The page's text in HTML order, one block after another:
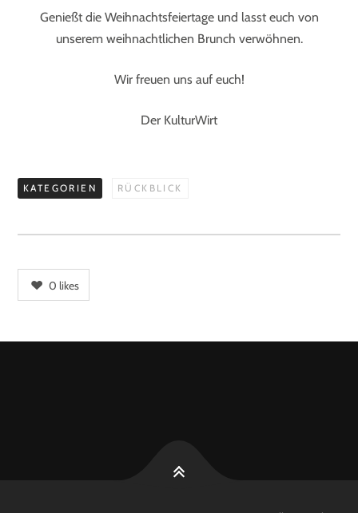
Genießt die Weihnachtsfeiertage und lasst euch von
unserem weihnachtlichen Brunch verwöhnen.
Wir freuen uns auf euch!
Der KulturWirt
KATEGORIEN RÜCKBLICK
0 likes